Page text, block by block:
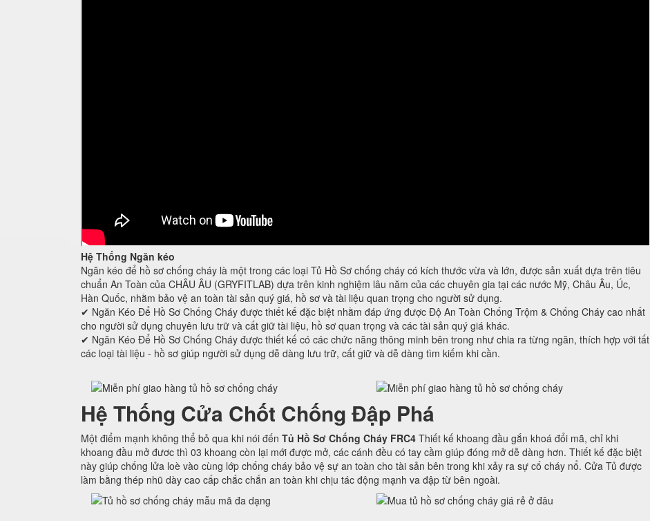
Hệ Thống Ngăn kéo
Ngăn kéo để hồ sơ chống cháy là một trong các loại Tủ Hồ Sơ chống cháy có kích thước vừa và lớn, được sản xuất dựa trên tiêu
chuẩn An Toàn của CHÂU ÂU (GRYFITLAB) dựa trên kinh nghiệm lâu năm của các chuyên gia tại các nước Mỹ, Châu Âu, Úc,
Hàn Quốc, nhằm bảo vệ an toàn tài sản quý giá, hồ sơ và tài liệu quan trọng cho người sử dụng.
✔ Ngăn Kéo Để Hồ Sơ Chống Cháy được thiết kế đặc biệt nhằm đáp ứng được Độ An Toàn Chống Trộm & Chống Cháy cao nhất
cho người sử dụng chuyên lưu trữ và cất giữ tài liệu, hồ sơ quan trọng và các tài sản quý giá khác.
✔ Ngăn Kéo Để Hồ Sơ Chống Cháy được thiết kế có các chức năng thông minh bên trong như chia ra từng ngăn, thích hợp với tất
các loại tài liệu - hồ sơ giúp người sử dụng dễ dàng lưu trữ, cất giữ và dễ dàng tìm kiếm khi cần.
Hệ Thống Cửa Chốt Chống Đập Phá
Một điểm mạnh không thể bỏ qua khi nói đến Tủ Hồ Sơ Chống Cháy FRC4 Thiết kế khoang đầu gắn khoá đổi mã, chỉ khi
khoang đầu mở đươc thì 03 khoang còn lại mới được mở, các cánh đều có tay cầm giúp đóng mở dễ dàng hơn. Thiết kế đặc biệt
này giúp chống lửa loè vào cùng lớp chống cháy bảo vệ sự an toàn cho tài sản bên trong khi xảy ra sự cố cháy nổ. Cửa Tủ được
làm bằng thép nhũ dày cao cấp chắc chắn an toàn khi chịu tác động mạnh va đập từ bên ngoài.